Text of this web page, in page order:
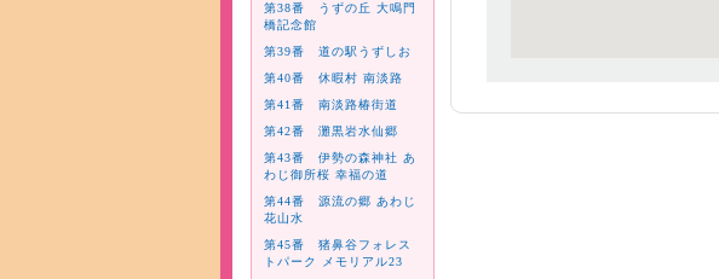
第38番 うずの丘 大鳴門
橋記念館
第39番 道の駅うずしお
第40番 休暇村 南淡路
第41番 南淡路椿街道
第42番 灘黒岩水仙郷
第43番 伊勢の森神社 あ
わじ御所桜 幸福の道
第44番 源流の郷 あわじ
花山水
第45番 猪鼻谷フォレス
トパーク メモリアル23